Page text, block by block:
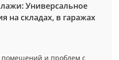
Универсальное
на складах, в гаражах
помещений и проблем с